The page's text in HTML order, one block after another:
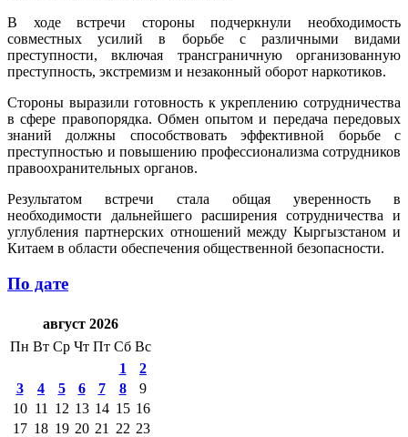
В ходе встречи стороны подчеркнули необходимость
совместных усилий в борьбе с различными видами
преступности, включая трансграничную организованную
преступность, экстремизм и незаконный оборот наркотиков.
Стороны выразили готовность к укреплению сотрудничества
в сфере правопорядка. Обмен опытом и передача передовых
знаний должны способствовать эффективной борьбе с
преступностью и повышению профессионализма сотрудников
правоохранительных органов.
Результатом встречи стала общая уверенность в
необходимости дальнейшего расширения сотрудничества и
углубления партнерских отношений между Кыргызстаном и
Китаем в области обеспечения общественной безопасности.
По дате
август 2026
Пн Вт Ср Чт Пт Сб Вс
1
2
3
4 5 6 7 8
9
10 11 12 13 14 15 16
17 18 19 20 21 22 23